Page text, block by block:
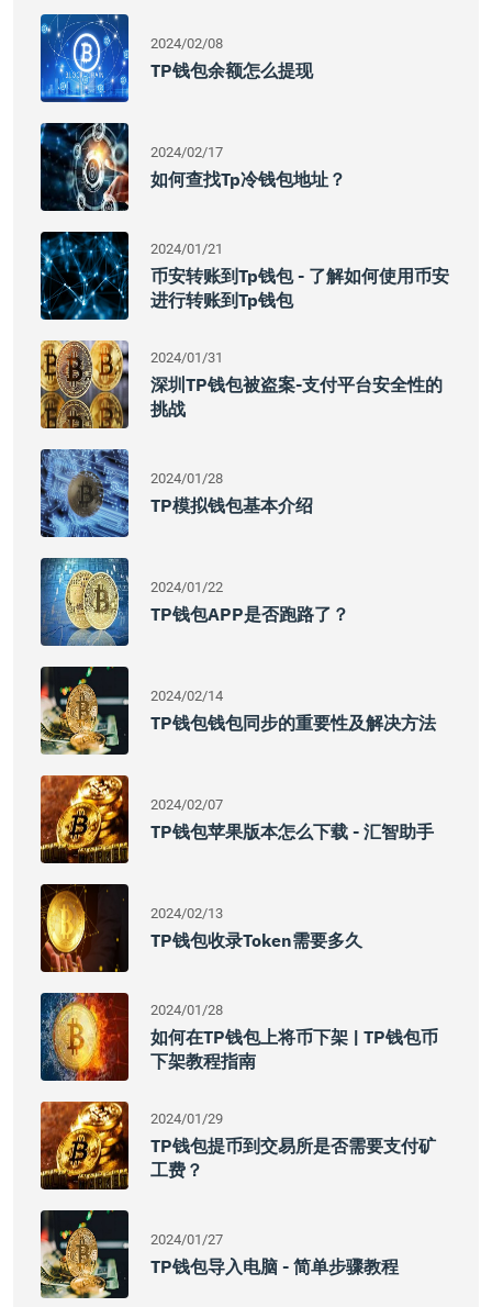
2024/02/08
TP钱包余额怎么提现
2024/02/17
如何查找tp冷钱包地址？
2024/01/21
币安转账到tp钱包 - 了解如何使用币安
进行转账到tp钱包
2024/01/31
深圳TP钱包被盗案-支付平台安全性的
挑战
2024/01/28
TP模拟钱包基本介绍
2024/01/22
TP钱包APP是否跑路了？
2024/02/14
TP钱包钱包同步的重要性及解决方法
2024/02/07
TP钱包苹果版本怎么下载 - 汇智助手
2024/02/13
TP钱包收录token需要多久
2024/01/28
如何在TP钱包上将币下架 | TP钱包币
下架教程指南
2024/01/29
TP钱包提币到交易所是否需要支付矿
工费？
2024/01/27
TP钱包导入电脑 - 简单步骤教程